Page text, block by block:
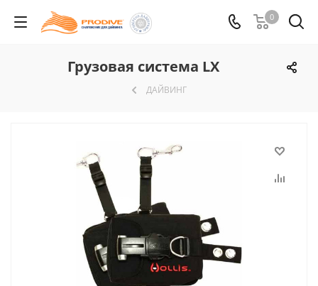
0
Грузовая система LX
ДАЙВИНГ